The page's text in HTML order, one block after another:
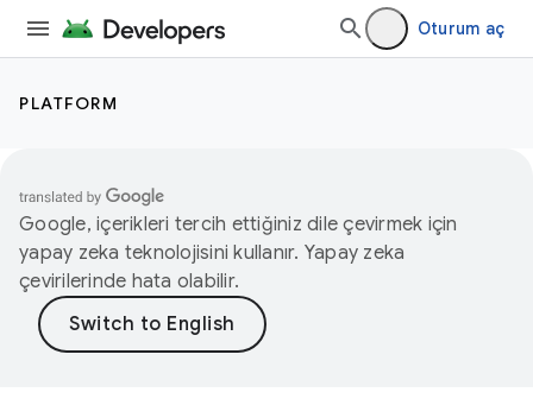
Oturum aç
PLATFORM
Google, içerikleri tercih ettiğiniz dile çevirmek için
yapay zeka teknolojisini kullanır. Yapay zeka
çevirilerinde hata olabilir.